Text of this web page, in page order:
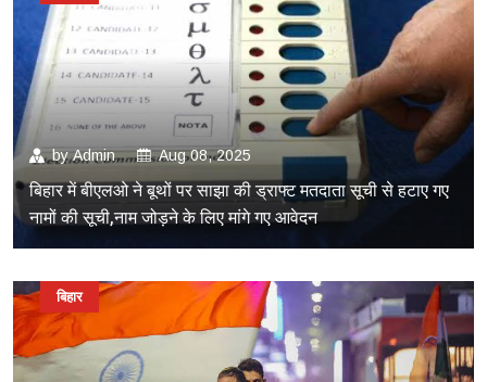
byAdmin Aug 08, 2025
बिहार में बीएलओ ने बूथों पर साझा की ड्राफ्ट मतदाता सूची से हटाए गए
नामों की सूची,नाम जोड़ने के लिए मांगे गए आवेदन
बिहार